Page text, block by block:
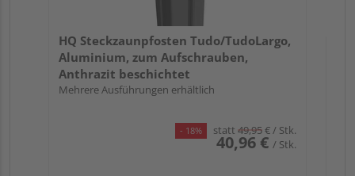
HQ Steckzaunpfosten Tudo/TudoLargo,
Aluminium, zum Aufschrauben,
Anthrazit beschichtet
Mehrere Ausführungen erhältlich
- 18% statt 49,95€/ Stk.
40,96 € / Stk.